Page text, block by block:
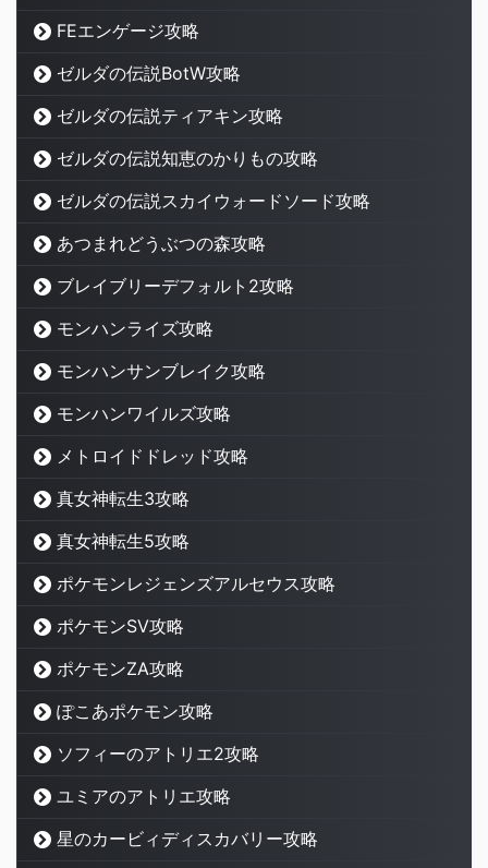
FEエンゲージ攻略
ゼルダの伝説BotW攻略
ゼルダの伝説ティアキン攻略
ゼルダの伝説知恵のかりもの攻略
ゼルダの伝説スカイウォードソード攻略
あつまれどうぶつの森攻略
ブレイブリーデフォルト2攻略
モンハンライズ攻略
モンハンサンブレイク攻略
モンハンワイルズ攻略
メトロイドドレッド攻略
真女神転生3攻略
真女神転生5攻略
ポケモンレジェンズアルセウス攻略
ポケモンSV攻略
ポケモンZA攻略
ぽこあポケモン攻略
ソフィーのアトリエ2攻略
ユミアのアトリエ攻略
星のカービィディスカバリー攻略